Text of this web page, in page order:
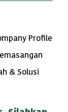
Profile
& Solusi